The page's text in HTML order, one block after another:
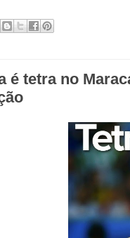
é tetra no